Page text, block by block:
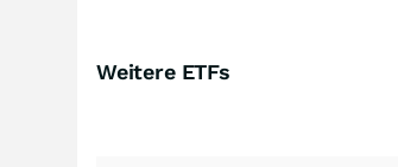
Weitere ETFs